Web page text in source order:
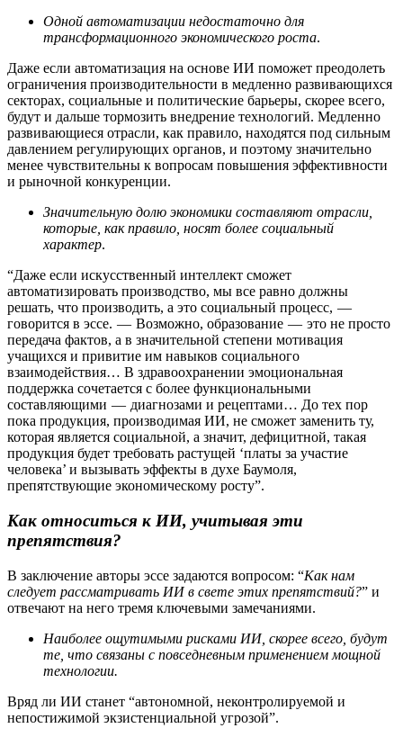
Одной автоматизации недостаточно для
трансформационного экономического роста.
Даже если автоматизация на основе ИИ поможет преодолеть
ограничения производительности в медленно развивающихся
секторах, социальные и политические барьеры, скорее всего,
будут и дальше тормозить внедрение технологий. Медленно
развивающиеся отрасли, как правило, находятся под сильным
давлением регулирующих органов, и поэтому значительно
менее чувствительны к вопросам повышения эффективности
и рыночной конкуренции.
Значительную долю экономики составляют отрасли,
которые, как правило, носят более социальный
характер.
“Даже если искусственный интеллект сможет
автоматизировать производство, мы все равно должны
решать, что производить, а это социальный процесс, —
говорится в эссе. — Возможно, образование — это не просто
передача фактов, а в значительной степени мотивация
учащихся и привитие им навыков социального
взаимодействия… В здравоохранении эмоциональная
поддержка сочетается с более функциональными
составляющими — диагнозами и рецептами… До тех пор
пока продукция, производимая ИИ, не сможет заменить ту,
которая является социальной, а значит, дефицитной, такая
продукция будет требовать растущей ‘платы за участие
человека’ и вызывать эффекты в духе Баумоля,
препятствующие экономическому росту”.
Как относиться к ИИ, учитывая эти
препятствия?
В заключение авторы эссе задаются вопросом: “Как нам
следует рассматривать ИИ в свете этих препятствий?” и
отвечают на него тремя ключевыми замечаниями.
Наиболее ощутимыми рисками ИИ, скорее всего, будут
те, что связаны с повседневным применением мощной
технологии.
Вряд ли ИИ станет “автономной, неконтролируемой и
непостижимой экзистенциальной угрозой”.